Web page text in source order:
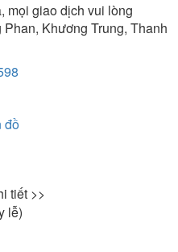
Khương Trung, Thanh
đồ
tiết >>
lễ)